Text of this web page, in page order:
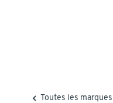
Toutes les marques